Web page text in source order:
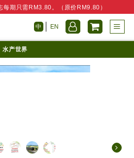
每期只需RM3.80。（原价RM9.80）
中 EN
水产世界